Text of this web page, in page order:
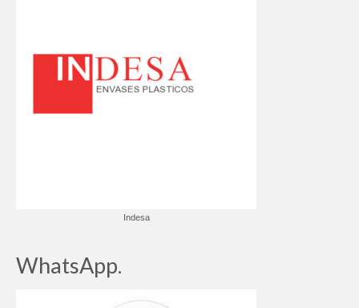
Indesa
WhatsApp.